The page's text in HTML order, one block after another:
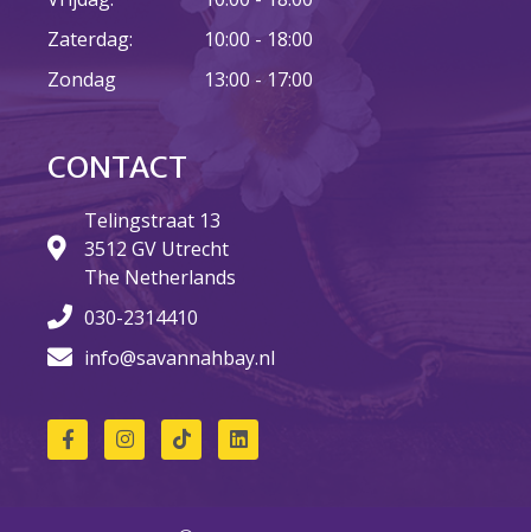
Zaterdag:
Zondag
10:00 - 18:00
13:00 - 17:00
CONTACT
Telingstraat 13
3512 GV Utrecht
The Netherlands
030-2314410
info@savannahbay.nl